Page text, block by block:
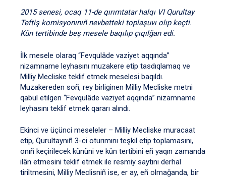
2015 senesi, ocaq 11-de qırımtatar halqı VI Qurultay
Teftiş komisyonınıñ nevbetteki toplaşuvı olıp keçti.
Kün tertibinde beş mesele baqılıp çıqılğan edi.
İlk mesele olaraq “Fevqulâde vaziyet aqqında”
nizamname leyhasını muzakere etip tasdıqlamaq ve
Milliy Mecliske teklif etmek meselesi baqıldı.
Muzakereden soñ, rey birliginen Milliy Mecliske metni
qabul etilgen “Fevqulâde vaziyet aqqında” nizamname
leyhasını teklif etmek qararı alındı.
Ekinci ve üçünci meseleler – Milliy Mecliske muracaat
etip, Qurultaynıñ 3-ci oturımını teşkil etip toplamasını,
onıñ keçirilecek kününi ve kün tertibini eñ yaqın zamanda
ilân etmesini teklif etmek ile resmiy saytını derhal
tiriltmesini, Milliy Meclisniñ ise, er ay, eñ olmağanda, bir